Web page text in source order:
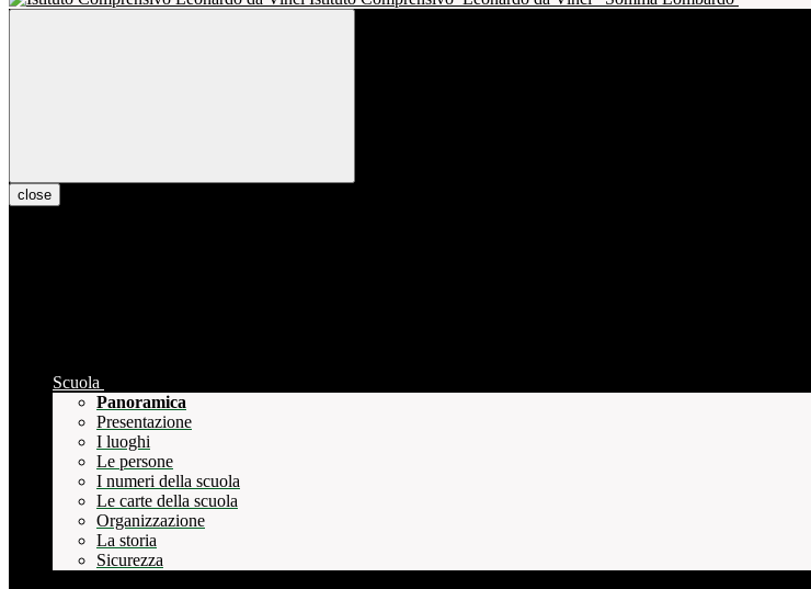
close
Scuola
Panoramica
Presentazione
I luoghi
Le persone
I numeri della scuola
Le carte della scuola
Organizzazione
La storia
Sicurezza